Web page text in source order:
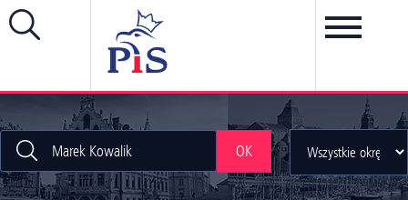
OK